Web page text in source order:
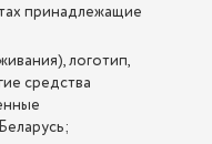
принадлежащие
логотип,
средства